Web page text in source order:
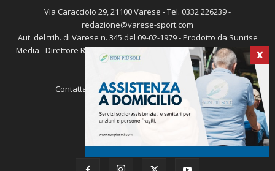
X
Via Caracciolo 29, 21100 Varese - Tel. 0332 226239 -
redazione@varese-sport.com
Aut. del trib. di Varese n. 345 del 09-02-1979 - Prodotto da Sunrise
Media - Direttore Responsabile: Michele Marocco -Cookie policy
Pubblicità
Contattaci: redazione@varese-sport.com
SEGUICI